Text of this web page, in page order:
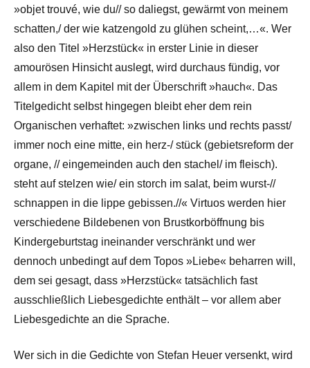
»objet trouvé, wie du// so daliegst, gewärmt von meinem
schatten,/ der wie katzengold zu glühen scheint,…«. Wer
also den Titel »Herzstück« in erster Linie in dieser
amourösen Hinsicht auslegt, wird durchaus fündig, vor
allem in dem Kapitel mit der Überschrift »hauch«. Das
Titelgedicht selbst hingegen bleibt eher dem rein
Organischen verhaftet: »zwischen links und rechts passt/
immer noch eine mitte, ein herz-/ stück (gebietsreform der
organe, // eingemeinden auch den stachel/ im fleisch).
steht auf stelzen wie/ ein storch im salat, beim wurst-//
schnappen in die lippe gebissen.//« Virtuos werden hier
verschiedene Bildebenen von Brustkorböffnung bis
Kindergeburtstag ineinander verschränkt und wer
dennoch unbedingt auf dem Topos »Liebe« beharren will,
dem sei gesagt, dass »Herzstück« tatsächlich fast
ausschließlich Liebesgedichte enthält – vor allem aber
Liebesgedichte an die Sprache.
Wer sich in die Gedichte von Stefan Heuer versenkt, wird